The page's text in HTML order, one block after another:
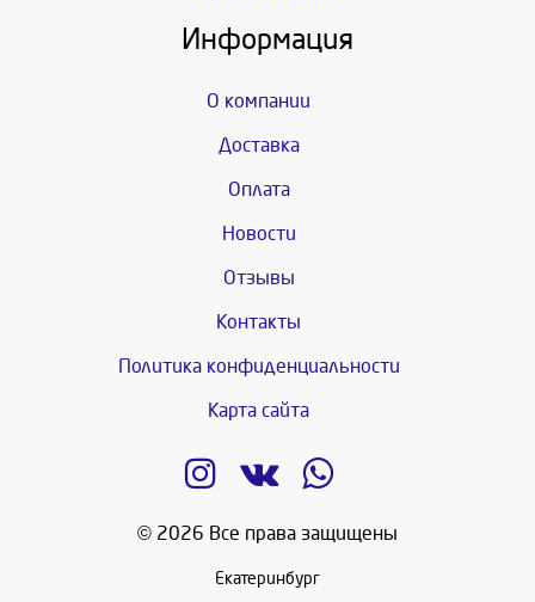
Информация
О компании
Доставка
Оплата
Новости
Отзывы
Контакты
Политика конфиденциальности
Карта сайта
© 2026 Все права защищены
Екатеринбург